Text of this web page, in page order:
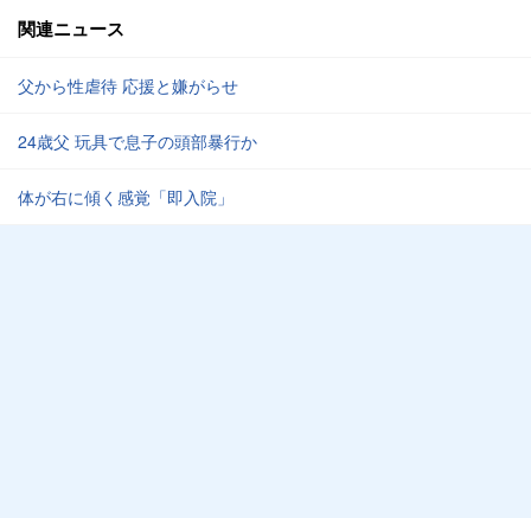
関連ニュース
父から性虐待 応援と嫌がらせ
24歳父 玩具で息子の頭部暴行か
体が右に傾く感覚「即入院」